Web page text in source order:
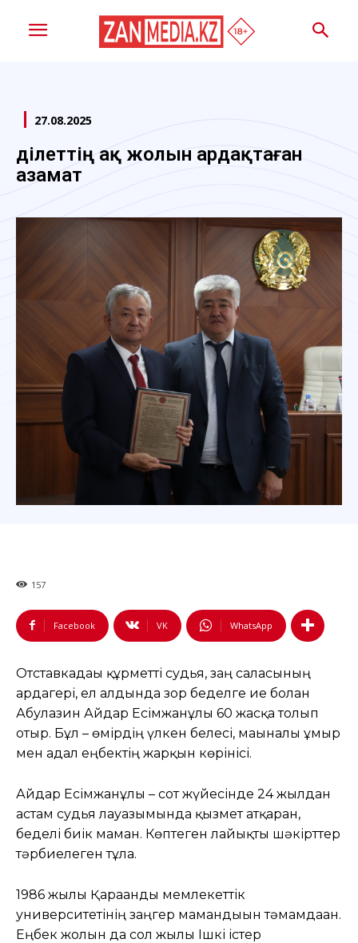
27.08.2025
Әділеттің ақ жолын ардақтаған
азамат
157
Facebook VK WhatsApp
Отставкадағы құрметті судья, заң саласының
ардагері, ел алдында зор беделге ие болған
Абулғазин Айдар Есімжанұлы 60 жасқа толып
отыр. Бұл – өмірдің үлкен белесі, мағыналы ғұмыр
мен адал еңбектің жарқын көрінісі.
Айдар Есімжанұлы – сот жүйесінде 24 жылдан
астам судья лауазымында қызмет атқарған,
беделі биік маман. Көптеген лайықты шәкірттер
тәрбиелеген тұлға.
1986 жылы Қарағанды мемлекеттік
университетінің заңгер мамандығын тәмамдаған.
Еңбек жолын да сол жылы Ішкі істер